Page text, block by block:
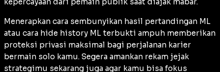
Menerapkan cara sembunyikan hasil pertandingan ML
atau cara hide history ML terbukti ampuh memberikan
proteksi privasi maksimal bagi perjalanan karier
bermain solo kamu. Segera amankan rekam jejak
strategimu sekarang juga agar kamu bisa fokus